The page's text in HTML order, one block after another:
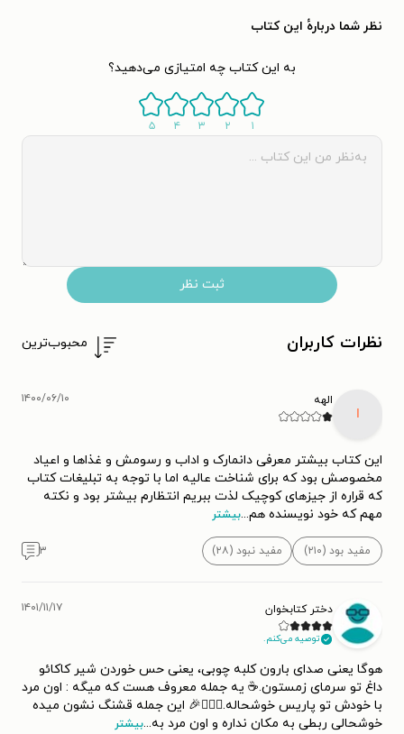
نظر شما دربارهٔ این کتاب
به این کتاب چه امتیازی می‌دهید؟
۱ ۲ ۳ ۴ ۵
ثبت نظر
نظرات کاربران محبوب‌ترین
ا
الهه ۱۴۰۰/۰۶/۱۰
این کتاب بیشتر معرفی دانمارک و اداب و رسومش و غذاها و اعیاد
مخصوصش بود که برای شناخت عالیه اما با توجه به تبلیغات کتاب
که قراره از جیزهای کوچیک لذت ببریم انتظارم بیشتر بود و نکته
مهم که خود نویسنده هم...بیشتر
مفید بود (۲۱۰) مفید نبود (۲۸) ۳
دختر کتابخوان
توصیه می‌کنم.
۱۴۰۱/۱۱/۱۷
هوگا یعنی صدای بارون کلبه چوبی، یعنی حس خوردن شیر کاکائو
داغ تو سرمای زمستون.☕ یه جمله معروف هست که میگه : اون مرد
با خودش تو پاریس خوشحاله.🧘🏻‍♂🎉 این جمله قشنگ نشون میده
خوشحالی ربطی به مکان نداره و اون مرد به...بیشتر